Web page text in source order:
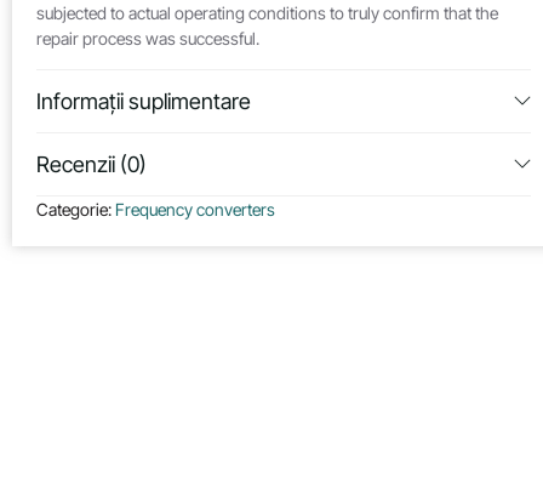
subjected to actual operating conditions to truly confirm that the
repair process was successful.
Informații suplimentare
Recenzii (0)
Categorie: Frequency converters